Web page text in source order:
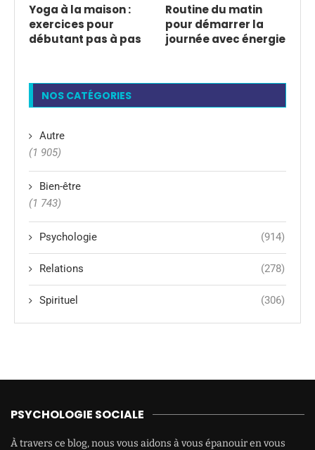
Yoga à la maison :
exercices pour
débutant pas à pas
Routine du matin
pour démarrer la
journée avec énergie
NOS CATÉGORIES
Autre
(1 905)
Bien-être
(1 743)
Psychologie (914)
Relations (278)
Spirituel (306)
PSYCHOLOGIE SOCIALE
À travers ce blog, nous vous aidons à vous épanouir en vous